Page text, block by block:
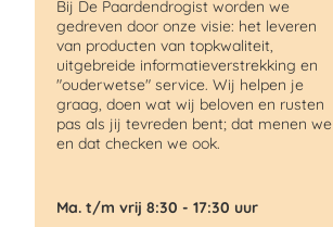
Bij De Paardendrogist worden we
gedreven door onze visie: het leveren
van producten van topkwaliteit,
uitgebreide informatieverstrekking en
"ouderwetse" service. Wij helpen je
graag, doen wat wij beloven en rusten
pas als jij tevreden bent; dat menen we
en dat checken we ook.
Ma. t/m vrij 8:30 - 17:30 uur